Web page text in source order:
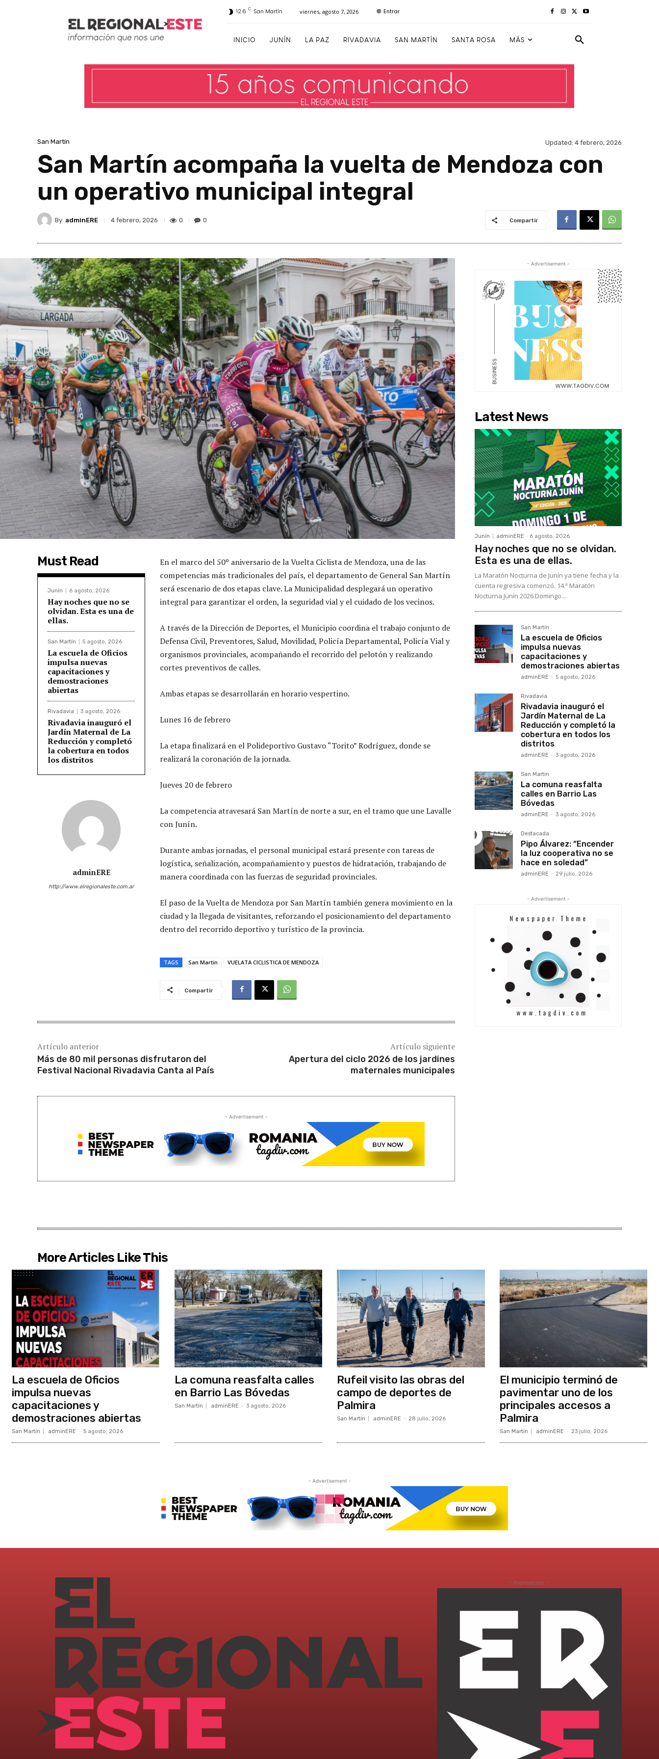
12.6 C San Martín viernes, agosto 7, 2026 Entrar
INICIO JUNÍN LA PAZ RIVADAVIA SAN MARTÍN SANTA ROSA MÁS
San Martín Updated: 4 febrero, 2026
San Martín acompaña la vuelta de Mendoza con
un operativo municipal integral
By adminERE 4 febrero, 2026 0 0 Compartir
Must Read
Junín 6 agosto, 2026
Hay noches que no se
olvidan. Esta es una de
ellas.
San Martín 5 agosto, 2026
La escuela de Oficios
impulsa nuevas
capacitaciones y
demostraciones
abiertas
Rivadavia 3 agosto, 2026
Rivadavia inauguró el
Jardín Maternal de La
Reducción y completó
la cobertura en todos
los distritos
adminERE
http://www.elregionaleste.com.ar
En el marco del 50º aniversario de la Vuelta Ciclista de Mendoza, una de las
competencias más tradicionales del país, el departamento de General San Martín
será escenario de dos etapas clave. La Municipalidad desplegará un operativo
integral para garantizar el orden, la seguridad vial y el cuidado de los vecinos.
A través de la Dirección de Deportes, el Municipio coordina el trabajo conjunto de
Defensa Civil, Preventores, Salud, Movilidad, Policía Departamental, Policía Vial y
organismos provinciales, acompañando el recorrido del pelotón y realizando
cortes preventivos de calles.
Ambas etapas se desarrollarán en horario vespertino.
Lunes 16 de febrero
La etapa finalizará en el Polideportivo Gustavo “Torito” Rodríguez, donde se
realizará la coronación de la jornada.
Jueves 20 de febrero
La competencia atravesará San Martín de norte a sur, en el tramo que une Lavalle
con Junín.
Durante ambas jornadas, el personal municipal estará presente con tareas de
logística, señalización, acompañamiento y puestos de hidratación, trabajando de
manera coordinada con las fuerzas de seguridad provinciales.
El paso de la Vuelta de Mendoza por San Martín también genera movimiento en la
ciudad y la llegada de visitantes, reforzando el posicionamiento del departamento
dentro del recorrido deportivo y turístico de la provincia.
TAGS San Martin VUELATA CICLISTICA DE MENDOZA
Compartir
Artículo anterior
Más de 80 mil personas disfrutaron del
Festival Nacional Rivadavia Canta al País
Artículo siguiente
Apertura del ciclo 2026 de los jardines
maternales municipales
- Advertisement -
- Advertisement -
Latest News
Junín adminERE - 6 agosto, 2026
Hay noches que no se olvidan.
Esta es una de ellas.
La Maratón Nocturna de Junín ya tiene fecha y la
cuenta regresiva comenzó. 14.ª Maratón
Nocturna Junín 2026 Domingo...
San Martín
La escuela de Oficios
impulsa nuevas
capacitaciones y
demostraciones abiertas
adminERE - 5 agosto, 2026
Rivadavia
Rivadavia inauguró el
Jardín Maternal de La
Reducción y completó la
cobertura en todos los
distritos
adminERE - 3 agosto, 2026
San Martín
La comuna reasfalta
calles en Barrio Las
Bóvedas
adminERE - 3 agosto, 2026
Destacada
Pipo Álvarez: “Encender
la luz cooperativa no se
hace en soledad”
adminERE - 29 julio, 2026
- Advertisement -
More Articles Like This
La escuela de Oficios
impulsa nuevas
capacitaciones y
demostraciones abiertas
San Martín adminERE - 5 agosto, 2026
La comuna reasfalta calles
en Barrio Las Bóvedas
San Martín adminERE - 3 agosto, 2026
Rufeil visito las obras del
campo de deportes de
Palmira
San Martín adminERE - 28 julio, 2026
El municipio terminó de
pavimentar uno de los
principales accesos a
Palmira
San Martín adminERE - 23 julio, 2026
- Advertisement -
- Promoción -